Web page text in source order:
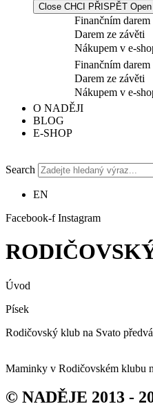
Close CHCI PŘISPĚT
Finančním darem
Darem ze závěti
Nákupem v e-
Finančním darem
Darem ze závěti
Nákupem v e-
O NADĚJI
BLOG
E-SHOP
Search
EN
Facebook-f Instagram
Úvod
Písek
Rodičovský klub na Svato
Maminky v Rodičovském klubu
© NADĚJE 2013 -